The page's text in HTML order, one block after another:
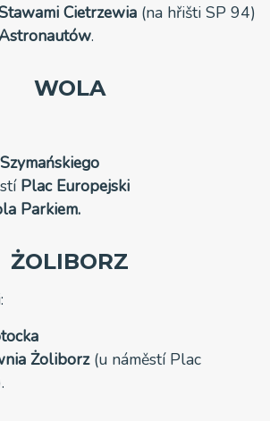
Cietrzewia(na hřišti SP 94)
.
WOLA
Plac Europejski
Parkiem.
ŻOLIBORZ
Żoliborz(u náměstí Plac